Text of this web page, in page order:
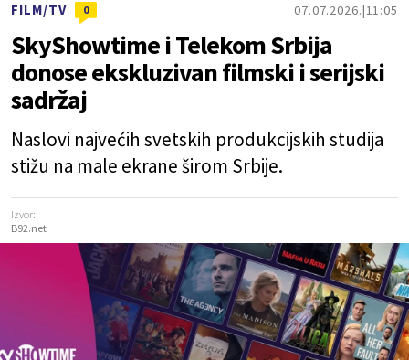
FILM/TV 0 07.07.2026. 11:05
SkyShowtime i Telekom Srbija
donose ekskluzivan filmski i serijski
sadržaj
Naslovi najvećih svetskih produkcijskih studija
stižu na male ekrane širom Srbije.
Izvor:
B92.net